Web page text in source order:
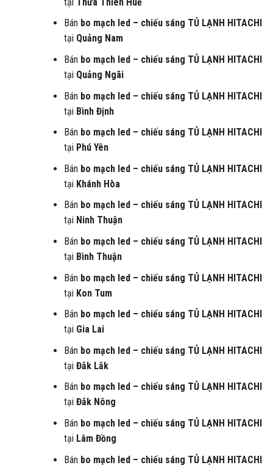
Bán bo mạch led – chiếu sáng TỦ LẠNH HITACHI
tại Quảng Nam
Bán bo mạch led – chiếu sáng TỦ LẠNH HITACHI
tại Quảng Ngãi
Bán bo mạch led – chiếu sáng TỦ LẠNH HITACHI
tại Bình Định
Bán bo mạch led – chiếu sáng TỦ LẠNH HITACHI
tại Phú Yên
Bán bo mạch led – chiếu sáng TỦ LẠNH HITACHI
tạiKhánh Hòa
Bán bo mạch led – chiếu sáng TỦ LẠNH HITACHI
tại Ninh Thuận
Bán bo mạch led – chiếu sáng TỦ LẠNH HITACHI
tạiBình Thuận
Bán bo mạch led – chiếu sáng TỦ LẠNH HITACHI
tại Kon Tum
Bán bo mạch led – chiếu sáng TỦ LẠNH HITACHI
tại Gia Lai
Bán bo mạch led – chiếu sáng TỦ LẠNH HITACHI
tại Đắk Lắk
Bán bo mạch led – chiếu sáng TỦ LẠNH HITACHI
tại Đắk Nông
Bán bo mạch led – chiếu sáng TỦ LẠNH HITACHI
tại Lâm Đồng
Bán bo mạch led – chiếu sáng TỦ LẠNH HITACHI